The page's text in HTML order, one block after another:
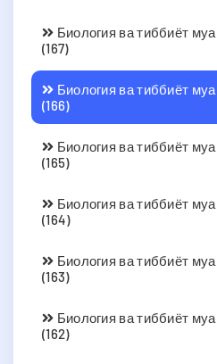
Биология ва тиббиёт
(167)
Биология ва тиббиёт
(166)
Биология ва тиббиёт
(165)
Биология ва тиббиёт
(164)
Биология ва тиббиёт
(163)
Биология ва тиббиёт
(162)